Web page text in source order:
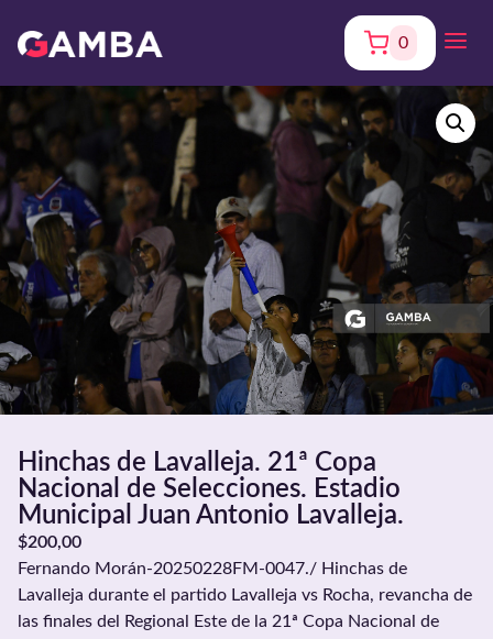
0
Hinchas de Lavalleja. 21ª Copa
Nacional de Selecciones. Estadio
Municipal Juan Antonio Lavalleja.
$200,00
Fernando Morán-20250228FM-0047./ Hinchas de
Lavalleja durante el partido Lavalleja vs Rocha, revancha de
las finales del Regional Este de la 21ª Copa Nacional de